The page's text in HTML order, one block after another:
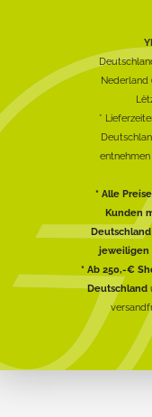
Nederland
*
* Alle
Kunden
jeweiligen
* Ab 250,-€
Deutschland